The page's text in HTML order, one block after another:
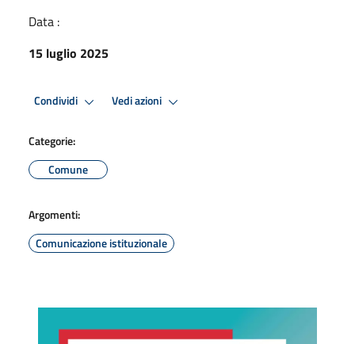
Data :
15 luglio 2025
Condividi Vedi azioni
Categorie:
Comune
Argomenti:
Comunicazione istituzionale